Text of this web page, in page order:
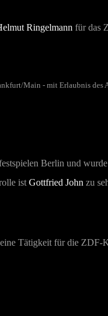
Ringelmann für das
Main - mit Erlaubnis des
Berlin und
ist Gottfried John zu
Tätigkeit für die ZDF-